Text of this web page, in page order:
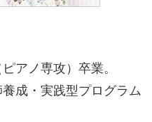
アノ専攻）卒業。
成・実践型プログラム